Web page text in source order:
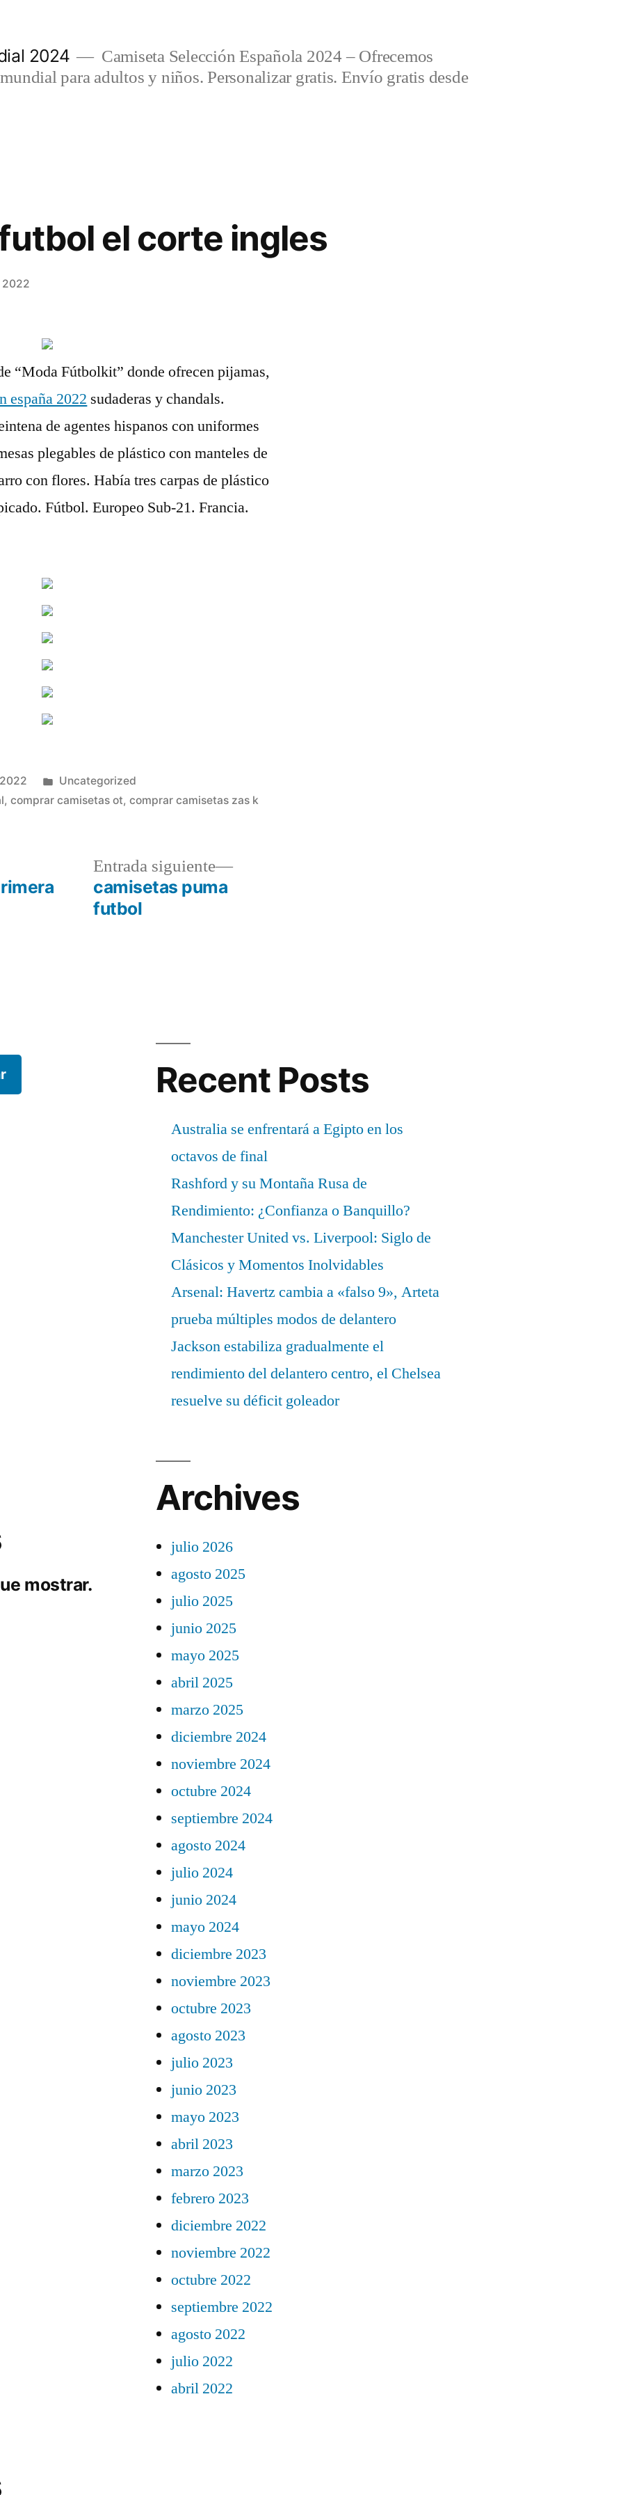
2024
Camiseta Selección Española 2024 – Ofrecemos
para adultos y niños. Personalizar gratis. Envío gratis desde
el corte ingles
2022
“Moda Fútbolkit” donde ofrecen pijamas,
españa 2022 sudaderas y chandals.
de agentes hispanos con uniformes
plegables de plástico con manteles de
con flores. Había tres carpas de plástico
Fútbol. Europeo Sub-21. Francia.
Publicado
en
Uncategorized
,comprar camisetas ot,comprar camisetas zas k
Entrada siguiente
Entrada
camisetas puma
futbol
Recent Posts
Australia se enfrentará a Egipto en los
octavos de final
Rashford y su Montaña Rusa de
Rendimiento: ¿Confianza o Banquillo?
Manchester United vs. Liverpool: Siglo de
Clásicos y Momentos Inolvidables
Arsenal: Havertz cambia a «falso 9», Arteta
prueba múltiples modos de delantero
Jackson estabiliza gradualmente el
rendimiento del delantero centro, el Chelsea
resuelve su déficit goleador
mostrar.
Archives
julio 2026
agosto 2025
julio 2025
junio 2025
mayo 2025
abril 2025
marzo 2025
diciembre 2024
noviembre 2024
octubre 2024
septiembre 2024
agosto 2024
julio 2024
junio 2024
mayo 2024
diciembre 2023
noviembre 2023
octubre 2023
agosto 2023
julio 2023
junio 2023
mayo 2023
abril 2023
marzo 2023
febrero 2023
diciembre 2022
noviembre 2022
octubre 2022
septiembre 2022
agosto 2022
julio 2022
abril 2022